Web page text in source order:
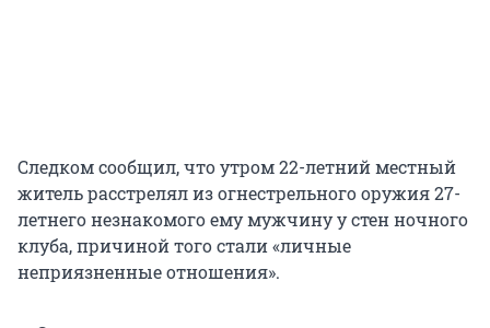
Следком сообщил, что утром 22-летний местный
житель расстрелял из огнестрельного оружия 27-
летнего незнакомого ему мужчину у стен ночного
клуба, причиной того стали «личные
неприязненные отношения».